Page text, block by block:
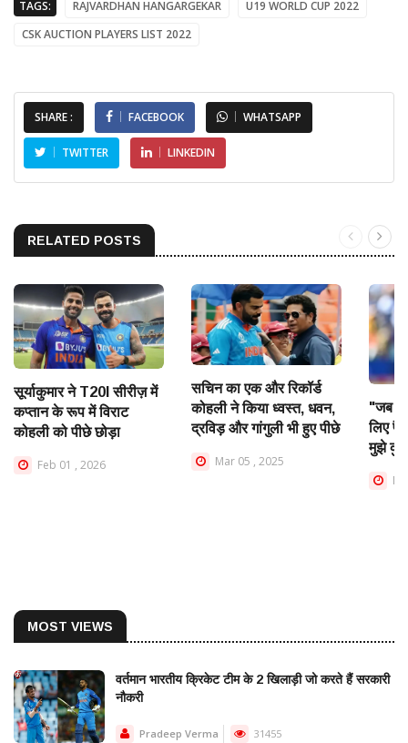
TAGS: RAJVARDHAN HANGARGEKAR
U19 WORLD CUP 2022
CSK AUCTION PLAYERS LIST 2022
SHARE : FACEBOOK WHATSAPP
TWITTER LINKEDIN
RELATED POSTS
सूर्याकुमार ने T20I सीरीज़ में
कप्तान के रूप में विराट
कोहली को पीछे छोड़ा
Feb 01 , 2026
सचिन का एक और रिकॉर्ड
कोहली ने किया ध्वस्त, धवन,
द्रविड़ और गांगुली भी हुए पीछे
Mar 05 , 2025
"जब
लिए
मुझे कुछ
MOST VIEWS
वर्तमान भारतीय क्रिकेट टीम के 2 खिलाड़ी जो करते हैं सरकारी
नौकरी
Pradeep Verma 31455